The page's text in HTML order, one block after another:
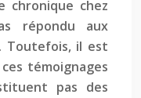
chronique chez
répondu aux
Toutefois, il est
témoignages
pas des